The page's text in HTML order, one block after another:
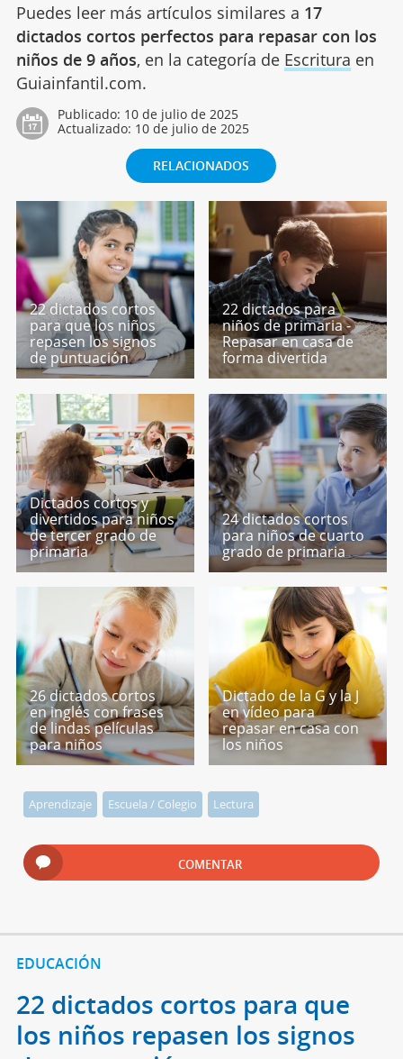
Puedes leer más artículos similares a 17
dictados cortos perfectos para repasar con los
niños de 9 años, en la categoría de Escritura en
Guiainfantil.com.
Publicado: 10 de julio de 2025
Actualizado: 10 de julio de 2025
RELACIONADOS
22 dictados cortos
para que los niños
repasen los signos
de puntuación
22 dictados para
niños de primaria -
Repasar en casa de
forma divertida
Dictados cortos y
divertidos para niños
de tercer grado de
primaria
24 dictados cortos
para niños de cuarto
grado de primaria
26 dictados cortos
en inglés con frases
de lindas películas
para niños
Dictado de la G y la J
en vídeo para
repasar en casa con
los niños
Aprendizaje Escuela / Colegio Lectura
COMENTAR
EDUCACIÓN
22 dictados cortos para que
los niños repasen los signos